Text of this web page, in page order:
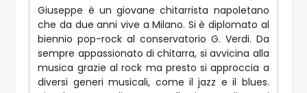
Giuseppe è un giovane chitarrista napoletano
che da due anni vive a Milano. Si è diplomato al
biennio pop-rock al conservatorio G. Verdi. Da
sempre appassionato di chitarra, si avvicina alla
musica grazie al rock ma presto si approccia a
diversi generi musicali, come il jazz e il blues.